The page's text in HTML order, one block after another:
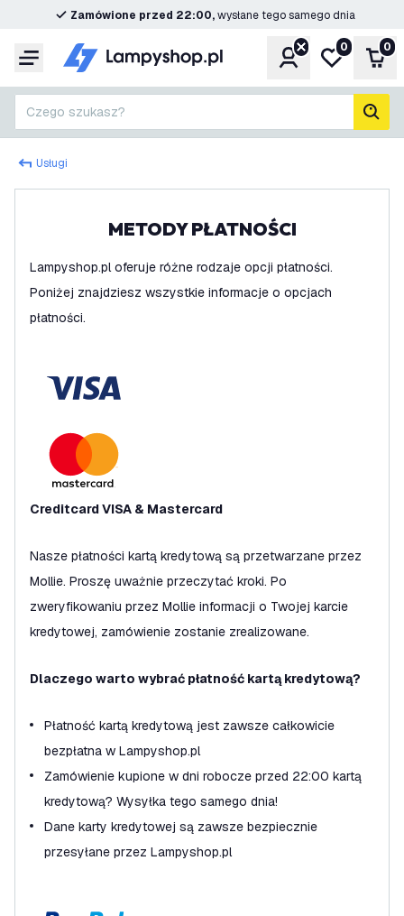
Zamówione przed 22:00,wysłane tego samego dnia
Menu KontoMoja lista
0 0
Czego szukasz?
Usługi
METODY PŁATNOŚCI
Lampyshop.pl oferuje różne rodzaje opcji płatności.
Poniżej znajdziesz wszystkie informacje o opcjach
płatności.
Creditcard VISA & Mastercard
Nasze płatności kartą kredytową są przetwarzane przez
Mollie. Proszę uważnie przeczytać kroki. Po
zweryfikowaniu przez Mollie informacji o Twojej karcie
kredytowej, zamówienie zostanie zrealizowane.
Dlaczego warto wybrać płatność kartą kredytową?
Płatność kartą kredytową jest zawsze całkowicie
bezpłatna w Lampyshop.pl
Zamówienie kupione w dni robocze przed 22:00 kartą
kredytową? Wysyłka tego samego dnia!
Dane karty kredytowej są zawsze bezpiecznie
przesyłane przez Lampyshop.pl